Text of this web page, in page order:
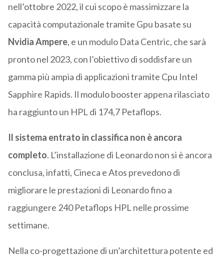
nell’ottobre 2022, il cui scopo è massimizzare la
capacità computazionale tramite Gpu basate su
Nvidia Ampere, e un modulo Data Centric, che sarà
pronto nel 2023, con l’obiettivo di soddisfare un
gamma più ampia di applicazioni tramite Cpu Intel
Sapphire Rapids. Il modulo booster appena rilasciato
ha raggiunto un HPL di 174,7 Petaflops.
Il sistema entrato in classifica non è ancora
completo. L’installazione di Leonardo non si è ancora
conclusa, infatti, Cineca e Atos prevedono di
migliorare le prestazioni di Leonardo fino a
raggiungere 240 Petaflops HPL nelle prossime
settimane.
Nella co-progettazione di un’architettura potente ed